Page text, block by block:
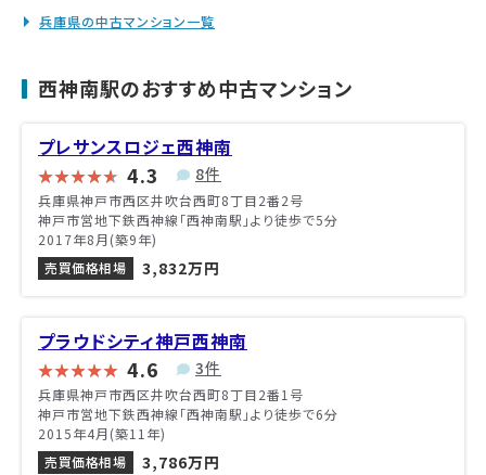
兵庫県の中古マンション一覧
西神南駅のおすすめ中古マンション
プレサンスロジェ西神南
4.3 8件
兵庫県神戸市西区井吹台西町8丁目2番2号
神戸市営地下鉄西神線「西神南駅」より徒歩で5分
2017年8月(築9年)
売買価格相場
3,832万円
プラウドシティ神戸西神南
4.6 3件
兵庫県神戸市西区井吹台西町8丁目2番1号
神戸市営地下鉄西神線「西神南駅」より徒歩で6分
2015年4月(築11年)
売買価格相場
3,786万円